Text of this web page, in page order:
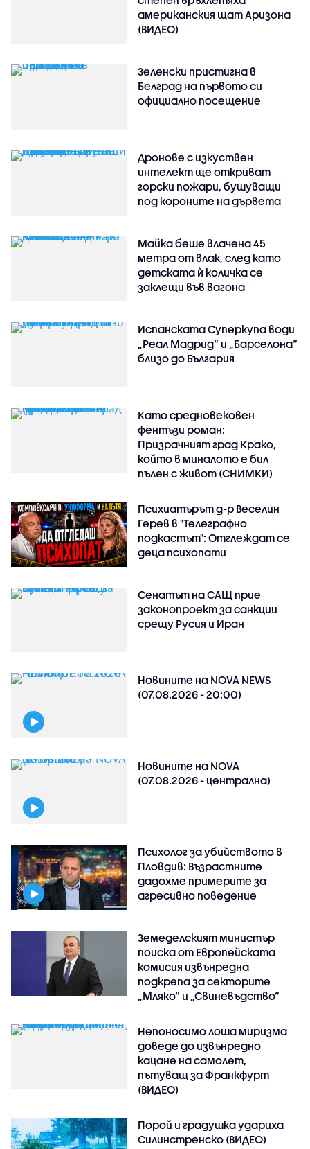
американския щат Аризона
(ВИДЕО)
Зеленски пристигна в
Белград на първото си
официално посещение
Дронове с изкуствен
интелект ще откриват
горски пожари, бушуващи
под короните на дървета
Майка беше влачена 45
метра от влак, след като
детската ѝ количка се
заклещи във вагона
Испанската Суперкупа води
„Реал Мадрид“ и „Барселона“
близо до България
Като средновековен
фентъзи роман:
Призрачният град Крако,
който в миналото е бил
пълен с живот (СНИМКИ)
Психиатърът д-р Веселин
Герев в "Телеграфно
подкастът": Отглеждат се
деца психопати
Сенатът на САЩ прие
законопроект за санкции
срещу Русия и Иран
Новините на NOVA NEWS
(07.08.2026 - 20:00)
Новините на NOVA
(07.08.2026 - централна)
Психолог за убийството в
Пловдив: Възрастните
дадохме примерите за
агресивно поведение
Земеделският министър
поиска от Европейската
комисия извънредна
подкрепа за секторите
„Мляко“ и „Свиневъдство“
Непоносимо лоша миризма
доведе до извънредно
кацане на самолет,
пътуващ за Франкфурт
(ВИДЕО)
Порой и градушка удариха
Силинстренско (ВИДЕО)